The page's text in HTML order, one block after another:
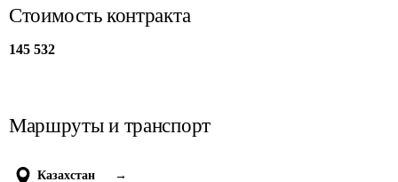
Стоимость контракта
145 532
Маршруты и транспорт
Казахстан
→